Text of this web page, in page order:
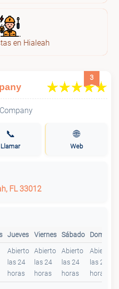
en Hialeah
3
📞
Llamar
🌐
Web
FL 33012
Jueves Viernes Sábado Domingo
Abierto
las 24
horas
Abierto
las 24
horas
Abierto
las 24
horas
Abierto
las 24
horas